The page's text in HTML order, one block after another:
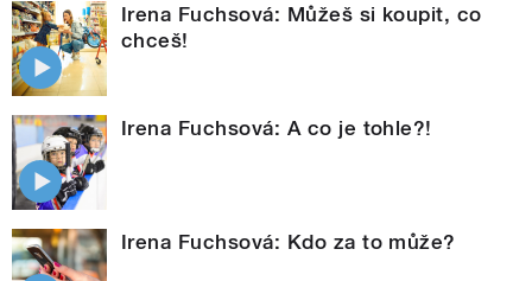
Irena Fuchsová: Můžeš si koupit, co
chceš!
Irena Fuchsová: A co je tohle?!
Irena Fuchsová: Kdo za to může?